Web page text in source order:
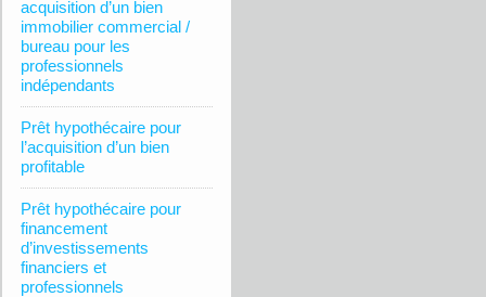
acquisition d’un bien
immobilier commercial /
bureau pour les
professionnels
indépendants
Prêt hypothécaire pour
l’acquisition d’un bien
profitable
Prêt hypothécaire pour
financement
d’investissements
financiers et
professionnels